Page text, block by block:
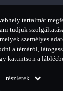
tartalmát
tudjuk
személyes
a témáról,
kattintson a
részletek